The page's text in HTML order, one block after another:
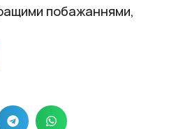
побажаннями,